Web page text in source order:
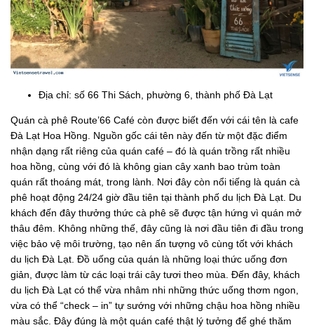
Địa chỉ: số 66 Thi Sách, phường 6, thành phố Đà Lạt
Quán cà phê Route’66 Café còn được biết đến với cái tên là cafe
Đà Lạt Hoa Hồng. Nguồn gốc cái tên này đến từ một đặc điểm
nhận dạng rất riêng của quán café – đó là quán trồng rất nhiều
hoa hồng, cùng với đó là không gian cây xanh bao trùm toàn
quán rất thoáng mát, trong lành. Nơi đây còn nổi tiếng là quán cà
phê hoạt động 24/24 giờ đầu tiên tại thành phố du lịch Đà Lạt. Du
khách đến đây thưởng thức cà phê sẽ được tận hứng vì quán mở
thâu đêm. Không những thế, đây cũng là nơi đầu tiên đi đầu trong
việc bảo vệ môi trường, tạo nên ấn tượng vô cùng tốt với khách
du lịch Đà Lạt. Đồ uống của quán là những loại thức uống đơn
giản, được làm từ các loại trái cây tươi theo mùa. Đến đây, khách
du lịch Đà Lạt có thể vừa nhâm nhi những thức uống thơm ngon,
vừa có thể “check – in” tự sướng với những chậu hoa hồng nhiều
màu sắc. Đây đúng là một quán café thật lý tưởng để ghé thăm